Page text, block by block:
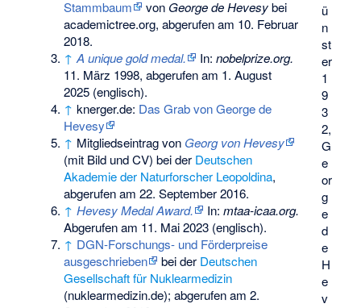
ü
n
st
er
1
9
3
2,
G
e
or
g
e
d
e
H
e
v
Stammbaum
von George de Hevesybei
academictree.org, abgerufen am 10. Februar
2018.
↑ A unique gold medal. In:nobelprize.org.
11. März 1998, abgerufen am 1. August
2025 (englisch).
↑ knerger.de: Das Grab von George de
Hevesy
↑ Mitgliedseintrag von Georg von Hevesy
(mit Bild und CV) bei der Deutschen
Akademie der Naturforscher Leopoldina,
abgerufen am 22. September 2016.
↑ Hevesy Medal Award. In:mtaa-icaa.org.
Abgerufen am 11. Mai 2023 (englisch).
↑ DGN-Forschungs- und Förderpreise
ausgeschrieben
bei der Deutschen
Gesellschaft für Nuklearmedizin
(nuklearmedizin.de); abgerufen am 2.